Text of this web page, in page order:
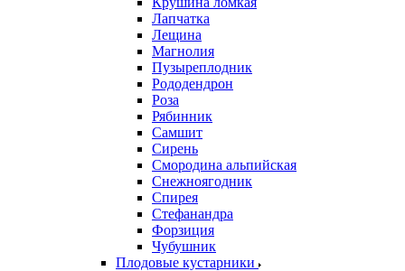
Лапчатка
Лещина
Магнолия
Пузыреплодник
Рододендрон
Роза
Рябинник
Самшит
Сирень
Смородина альпийская
Снежноягодник
Спирея
Стефанандра
Форзиция
Чубушник
Плодовые кустарники